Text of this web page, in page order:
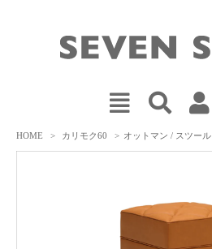
HOME > カリモク60 > オットマン / スツール